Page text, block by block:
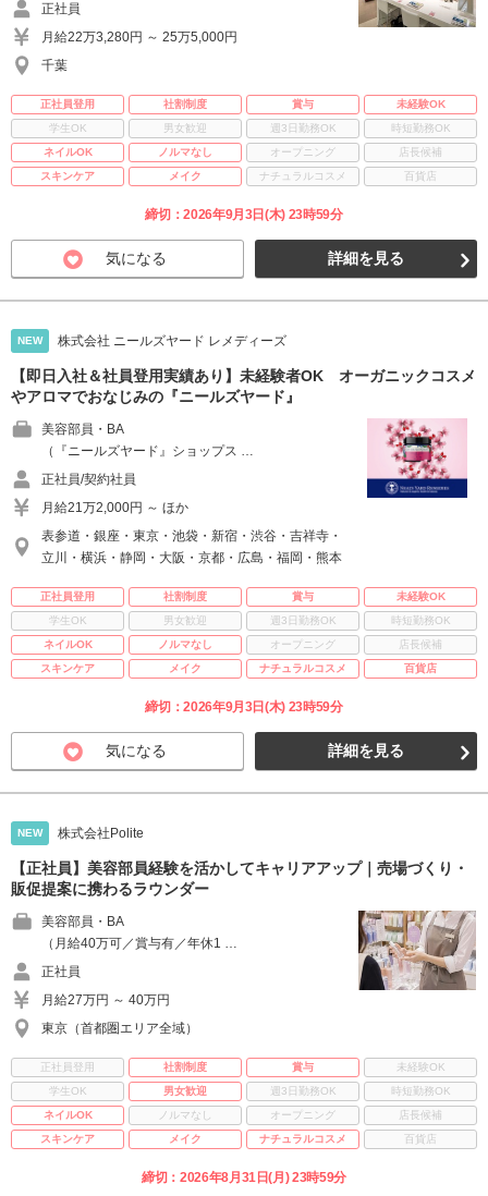
正社員
月給22万3,280円 ～ 25万5,000円
千葉
正社員登用 社割制度 賞与
未経験OK
学生OK
男女歓迎 週3日勤務OK
時短勤務OK
ネイルOK
ノルマなし オープニング
店長候補
スキンケア
メイク ナチュラルコスメ 百貨店
締切：2026年9月3日(木) 23時59分
気になる 詳細を見る
NEW 株式会社 ニールズヤード レメディーズ
【即日入社＆社員登用実績あり】未経験者OK オーガニックコスメ
やアロマでおなじみの『ニールズヤード』
美容部員・BA
（『ニールズヤード』ショップス …
正社員/契約社員
月給21万2,000円 ～ ほか
表参道・銀座・東京・池袋・新宿・渋谷・吉祥寺・
立川・横浜・静岡・大阪・京都・広島・福岡・熊本
正社員登用 社割制度 賞与
未経験OK
学生OK
男女歓迎 週3日勤務OK
時短勤務OK
ネイルOK
ノルマなし オープニング
店長候補
スキンケア
メイク ナチュラルコスメ 百貨店
締切：2026年9月3日(木) 23時59分
気になる 詳細を見る
NEW 株式会社Polite
【正社員】美容部員経験を活かしてキャリアアップ｜売場づくり・
販促提案に携わるラウンダー
美容部員・BA
（月給40万可／賞与有／年休1 …
正社員
月給27万円 ～ 40万円
東京（首都圏エリア全域）
正社員登用 社割制度 賞与
未経験OK
学生OK
男女歓迎 週3日勤務OK
時短勤務OK
ネイルOK
ノルマなし オープニング
店長候補
スキンケア
メイク ナチュラルコスメ 百貨店
締切：2026年8月31日(月) 23時59分